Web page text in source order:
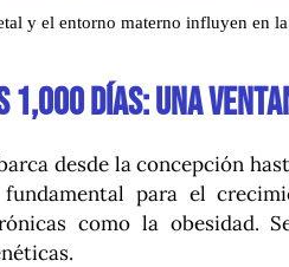
y el entorno materno influyen en
1,000 días: una
desde la concepción
para el
como la obesidad.